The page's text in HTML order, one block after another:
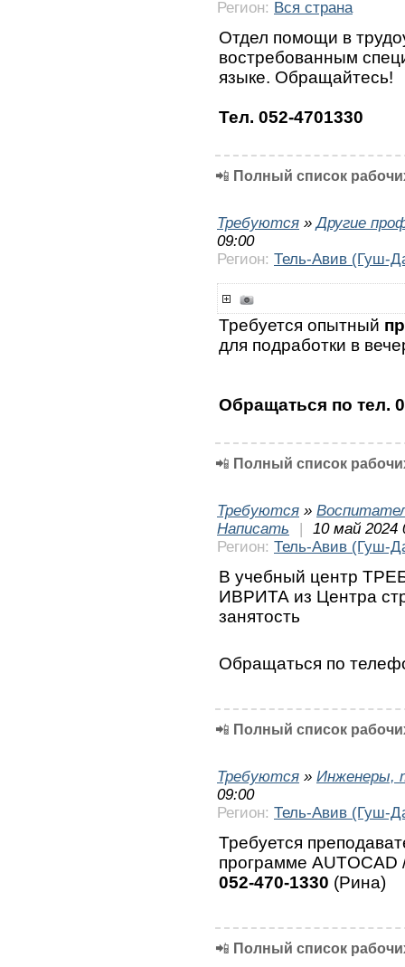
Регион: Вся страна
Отдел помощи в
востребованным
языке. Обращайтесь!
Тел. 052-4701330
📲 Полный список
Требуются »Другие
09:00
Регион: Тель-Авив (Гуш-
Требуется опытный
для подработки в
Обращаться по тел.
📲 Полный список
Требуются »
Написать
|
10 май 2024
Регион: Тель-Авив (Гуш-
В учебный центр
ИВРИТА из Центра
занятость
Обращаться по
📲 Полный список
Требуются » Инженеры,
09:00
Регион: Тель-Авив (Гуш-
Требуется
программе
052-470-1330 (Рина)
📲 Полный список